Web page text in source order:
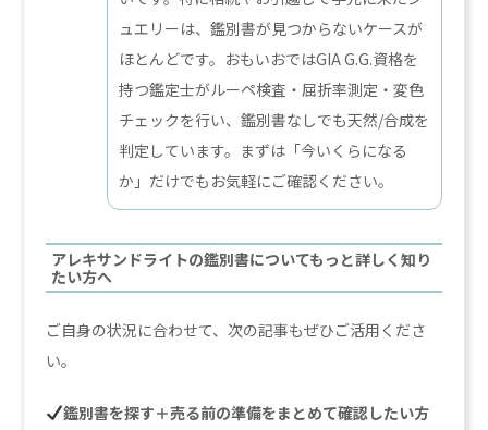
ュエリーは、鑑別書が見つからないケースが
ほとんどです。おもいおではGIA G.G.資格を
持つ鑑定士がルーペ検査・屈折率測定・変色
チェックを行い、鑑別書なしでも天然/合成を
判定しています。まずは「今いくらになる
か」だけでもお気軽にご確認ください。
アレキサンドライトの鑑別書についてもっと詳しく知り
たい方へ
ご自身の状況に合わせて、次の記事もぜひご活用くださ
い。
鑑別書を探す＋売る前の準備をまとめて確認したい方